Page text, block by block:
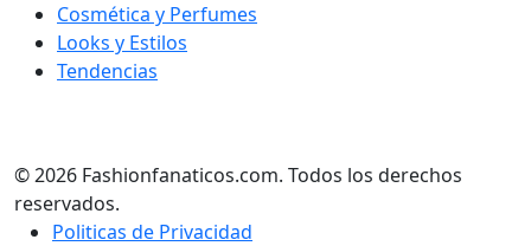
Cosmética y Perfumes
Looks y Estilos
Tendencias
© 2026 Fashionfanaticos.com. Todos los derechos
reservados.
Politicas de Privacidad